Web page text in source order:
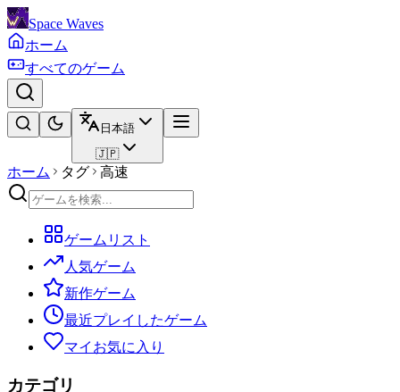
Space Waves
ホーム
すべてのゲーム
日本語
🇯🇵
ホーム タグ 高速
ゲームリスト
人気ゲーム
新作ゲーム
最近プレイしたゲーム
マイお気に入り
カテゴリ